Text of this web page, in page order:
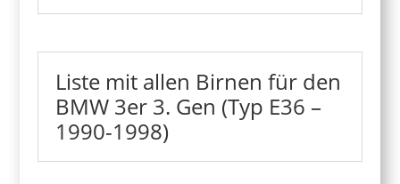
Liste mit allen Birnen für den
BMW 3er 3. Gen (Typ E36 –
1990-1998)